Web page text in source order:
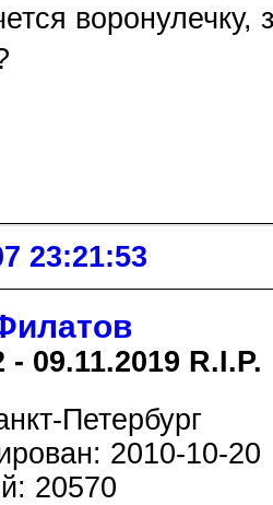
23:21:53
- 09.11.2019 R.I.P.
Петербург
2010-10-20
20570